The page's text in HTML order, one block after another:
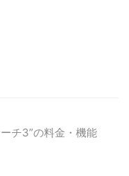
チ3”の料金・機能